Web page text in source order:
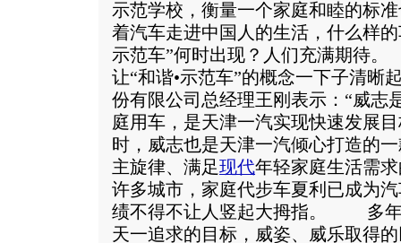
示范学校，衡量一个家庭和睦的标
着汽车走进中国人的生活，什么样
示范车”何时出现？人们充满期待
让“和谐•示范车”的概念一下子清晰
份有限公司总经理王刚表示：“威志
庭用车，是天津一汽实现快速发展
时，威志也是天津一汽倾心打造的
主旋律、满足现代年轻家庭生活需
许多城市，家庭代步车夏利已成为
绩不得不让人竖起大拇指。 多年
天一追求的目标，威姿、威乐取得